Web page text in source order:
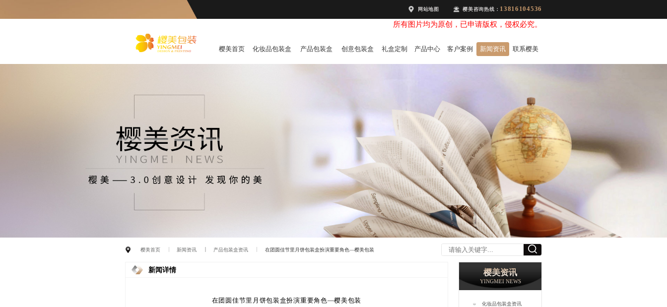
网站地图 樱美咨询热线： 13816104536
所有图片均为原创，已申请版权，侵权必究。
化
妆品包装盒工厂,高档包装
樱美首页 化妆品包装盒 产品包装盒 创意包装盒 礼盒定制 产品中心 客户案例 新闻资讯 联系樱美
樱美首页 新闻资讯 产品包装盒资讯 在团圆佳节里月饼包装盒扮演重要角色—樱美包装
樱美资讯
YINGMEI NEWS
化妆品包装盒资讯
新闻详情
在团圆佳节里月饼包装盒扮演重要角色—樱美包装